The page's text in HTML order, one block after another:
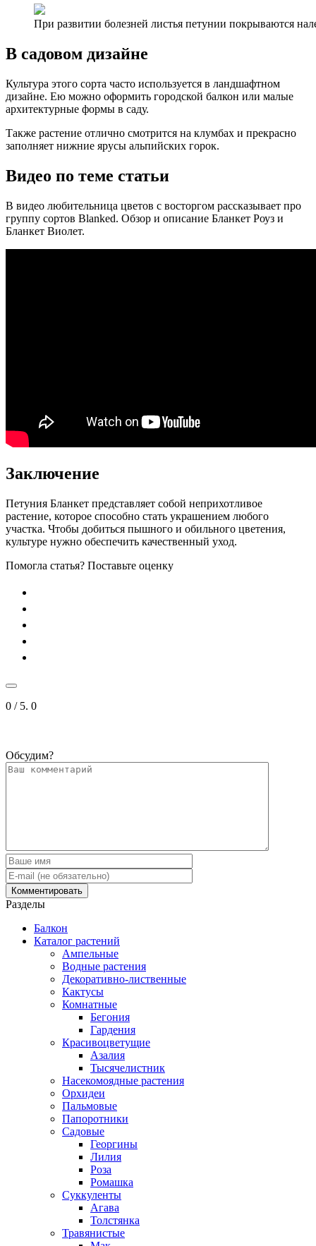
При развитии болезней листья петунии покрываются
В садовом дизайне
Культура этого сорта часто используется в ландшафтном
дизайне. Ею можно оформить городской балкон или малые
архитектурные формы в саду.
Также растение отлично смотрится на клумбах и прекрасно
заполняет нижние ярусы альпийских горок.
Видео по теме статьи
В видео любительница цветов с восторгом рассказывает про
группу сортов Blanked. Обзор и описание Бланкет Роуз и
Бланкет Виолет.
Заключение
Петуния Бланкет представляет собой неприхотливое
растение, которое способно стать украшением любого
участка. Чтобы добиться пышного и обильного цветения,
культуре нужно обеспечить качественный уход.
Помогла статья? Поставьте оценку
0 / 5. 0
Обсудим?
Разделы
Балкон
Каталог растений
Ампельные
Водные растения
Декоративно-лиственные
Кактусы
Комнатные
Бегония
Гардения
Красивоцветущие
Азалия
Тысячелистник
Насекомоядные растения
Орхидеи
Пальмовые
Папоротники
Садовые
Георгины
Лилия
Роза
Ромашка
Суккуленты
Агава
Толстянка
Травянистые